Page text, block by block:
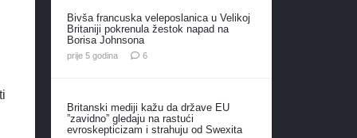
Bivša francuska veleposlanica u Velikoj
Britaniji pokrenula žestok napad na
Borisa Johnsona
prije 5 godina 6komentara
Britanski mediji kažu da države EU
”zavidno” gledaju na rastući
evroskepticizam i strahuju od Swexita